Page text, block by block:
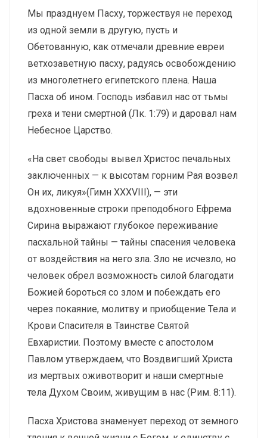
Мы празднуем Пасху, торжествуя не переход
из одной земли в другую, пусть и
Обетованную, как отмечали древние евреи
ветхозаветную пасху, радуясь освобождению
из многолетнего египетского плена. Наша
Пасха об ином. Господь избавил нас от тьмы
греха и тени смертной (Лк. 1:79) и даровал нам
Небесное Царство.
«На свет свободы вывел Христос печальных
заключенных — к высотам горним Рая возвел
Он их, ликуя»(Гимн XXXVIII), — эти
вдохновенные строки преподобного Ефрема
Сирина выражают глубокое переживание
пасхальной тайны — тайны спасения человека
от воздействия на него зла. Зло не исчезло, но
человек обрел возможность силой благодати
Божией бороться со злом и побеждать его
через покаяние, молитву и приобщение Тела и
Крови Спасителя в Таинстве Святой
Евхаристии. Поэтому вместе с апостолом
Павлом утверждаем, что Воздвигший Христа
из мертвых оживотворит и наши смертные
тела Духом Своим, живущим в нас (Рим. 8:11).
Пасха Христова знаменует переход от земного